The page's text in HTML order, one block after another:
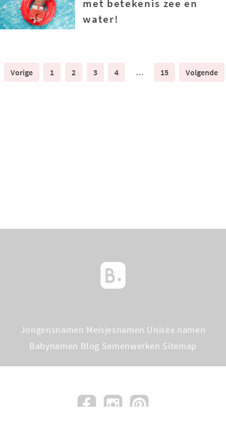
met betekenis zee en
water!
Vorige 1 2 3 4 … 15 Volgende
Jongensnamen Meisjesnamen Unisex namen
Babynamen Blog Samenwerken Sitemap